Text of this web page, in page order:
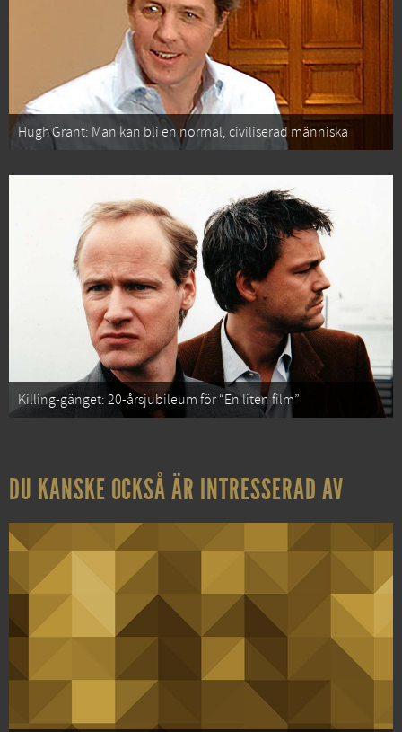
Hugh Grant: Man kan bli en normal, civiliserad människa
Killing-gänget: 20-årsjubileum för “En liten film”
DU KANSKE OCKSÅ ÄR INTRESSERAD AV